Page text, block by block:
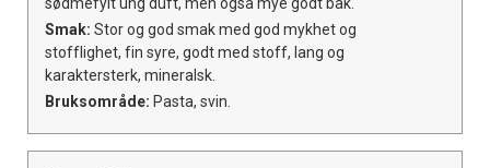
Smak: Stor og god smak med god mykhet og
stofflighet, fin syre, godt med stoff, lang og
karaktersterk, mineralsk.
Bruksområde: Pasta, svin.